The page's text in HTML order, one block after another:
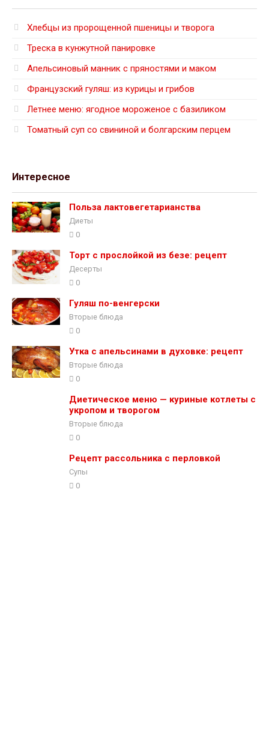
Хлебцы из пророщенной пшеницы и творога
Треска в кунжутной панировке
Апельсиновый манник с пряностями и маком
Французский гуляш: из курицы и грибов
Летнее меню: ягодное мороженое с базиликом
Томатный суп со свининой и болгарским перцем
Интересное
Польза лактовегетарианства
Диеты
0
Торт с прослойкой из безе: рецепт
Десерты
0
Гуляш по-венгерски
Вторые блюда
0
Утка с апельсинами в духовке: рецепт
Вторые блюда
0
Диетическое меню — куриные котлеты с
укропом и творогом
Вторые блюда
0
Рецепт рассольника с перловкой
Супы
0